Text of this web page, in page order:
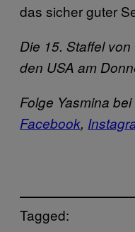
das sicher guter
Die 15. Staffel von
den USA am
Folge Yasmina bei
Facebook,
Tagged: